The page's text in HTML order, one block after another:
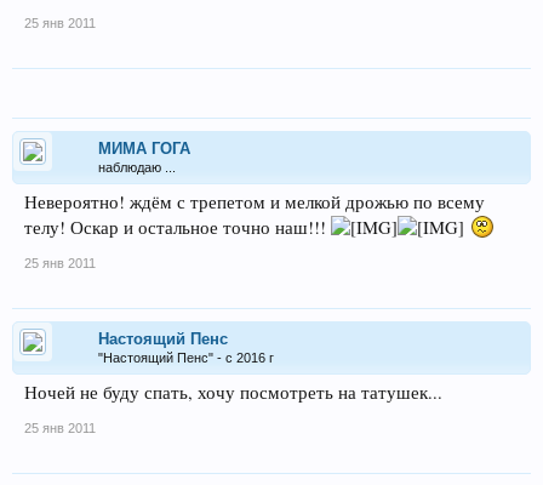
25 янв 2011
МИМА ГОГА
наблюдаю ...
Невероятно! ждём с трепетом и мелкой дрожью по всему
телу! Оскар и остальное точно наш!!!
25 янв 2011
Настоящий Пенс
"Настоящий Пенс" - с 2016 г
Ночей не буду спать, хочу посмотреть на татушек...
25 янв 2011